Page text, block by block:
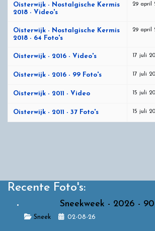
Oisterwijk - Nostalgische Kermis
2018 - Video's
29 april
Oisterwijk - Nostalgische Kermis
2018 - 64 Foto's
29 april
Oisterwijk - 2016 - Video's 17 juli
Oisterwijk - 2016 - 99 Foto's 17 juli
Oisterwijk - 2011 - Video 15 juli
Oisterwijk - 2011 - 37 Foto's 15 juli
Recente Foto's:
Sneekweek - 2026 -
Details
Sneek 02-08-26